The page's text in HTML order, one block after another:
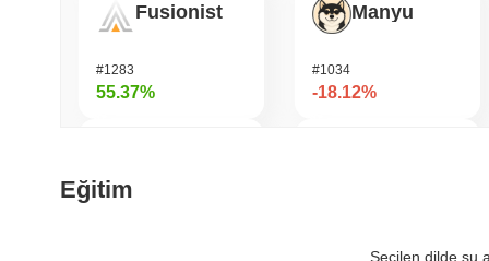
Fusionist
#1283
55.37%
Manyu
#1034
-18.12%
Eğitim
Seçilen dilde şu